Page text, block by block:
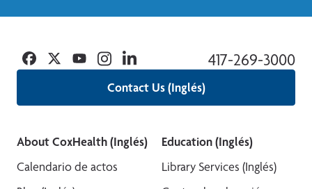
Contact Us (Inglés)
417-269-3000
Facebook
TwitterYouTubeInstagramLinkedin
About CoxHealth (Inglés)
Calendario de actos
Education (Inglés)
Library Services (Inglés)